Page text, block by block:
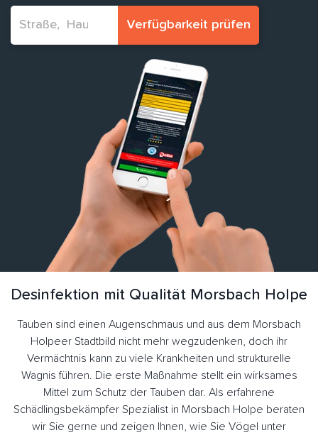
Verfügbarkeit prüfen
Desinfektion mit Qualität Morsbach Holpe
Tauben sind einen Augenschmaus und aus dem Morsbach
Holpeer Stadtbild nicht mehr wegzudenken, doch ihr
Vermächtnis kann zu viele Krankheiten und strukturelle
Wagnis führen. Die erste Maßnahme stellt ein wirksames
Mittel zum Schutz der Tauben dar. Als erfahrene
Schädlingsbekämpfer Spezialist in Morsbach Holpe beraten
wir Sie gerne und zeigen Ihnen, wie Sie Vögel unter